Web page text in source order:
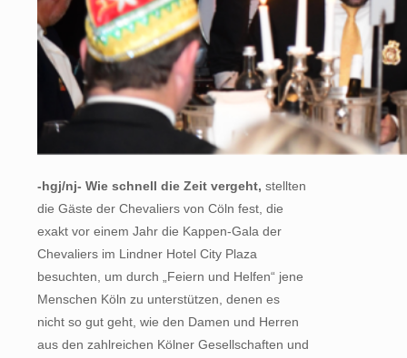
-hgj/nj- Wie schnell die Zeit vergeht, stellten
die Gäste der Chevaliers von Cöln fest, die
exakt vor einem Jahr die Kappen-Gala der
Chevaliers im Lindner Hotel City Plaza
besuchten, um durch „Feiern und Helfen“ jene
Menschen Köln zu unterstützen, denen es
nicht so gut geht, wie den Damen und Herren
aus den zahlreichen Kölner Gesellschaften und